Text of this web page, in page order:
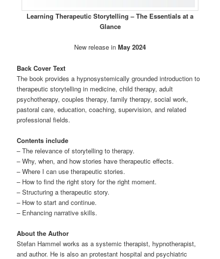
Learning Therapeutic Storytelling – The Essentials at a
Glance
New release in May 2024
Back Cover Text
The book provides a hypnosystemically grounded introduction to
therapeutic storytelling in medicine, child therapy, adult
psychotherapy, couples therapy, family therapy, social work,
pastoral care, education, coaching, supervision, and related
professional fields.
Contents include
– The relevance of storytelling to therapy.
– Why, when, and how stories have therapeutic effects.
– Where I can use therapeutic stories.
– How to find the right story for the right moment.
– Structuring a therapeutic story.
– How to start and continue.
– Enhancing narrative skills.
About the Author
Stefan Hammel works as a systemic therapist, hypnotherapist,
and author. He is also an protestant hospital and psychiatric